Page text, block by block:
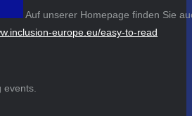
Auf unserer Homepage finden Sie
europe.eu/easy-to-read